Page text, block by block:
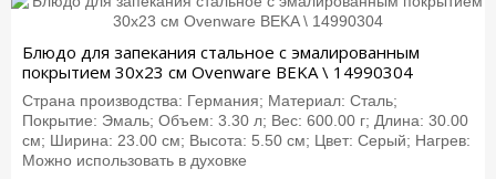
Блюдо для запекания стальное с эмалированным
покрытием 30х23 см Ovenware BEKA \ 14990304
Страна производства: Германия; Материал: Сталь;
Покрытие: Эмаль; Объем: 3.30 л; Вес: 600.00 г; Длина: 30.00
см; Ширина: 23.00 см; Высота: 5.50 см; Цвет: Серый; Нагрев:
Можно использовать в духовке